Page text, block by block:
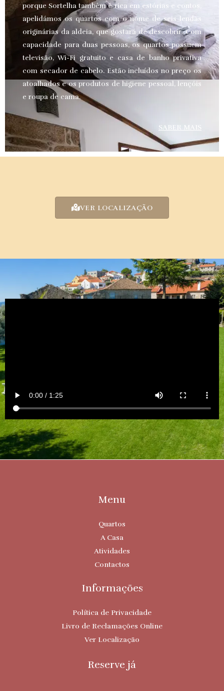
porque Sortelha também é rica em estórias e contos,
apelidámos os quartos com o nome de seis lendas
originárias da aldeia, que gostará de descobrir. Com
capacidade para duas pessoas, os quartos possuem
televisão, Wi-Fi gratuito e casa de banho privativa
com secador de cabelo. Estão incluídos no preço os
atoalhados e os produtos de higiene pessoal, lençóis
e roupa de cama.
SABER MAIS
VER LOCALIZAÇÃO
Menu
Quartos
A Casa
Atividades
Contactos
Informações
Política de Privacidade
Livro de Reclamações Online
Ver Localização
Reserve já